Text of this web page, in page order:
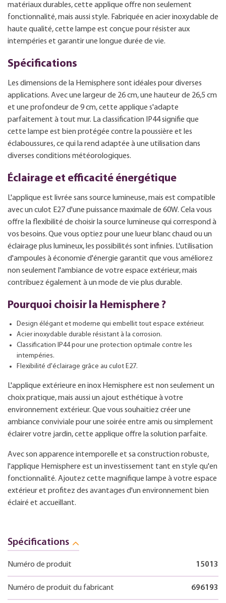
matériaux durables, cette applique offre non seulement
fonctionnalité, mais aussi style. Fabriquée en acier inoxydable de
haute qualité, cette lampe est conçue pour résister aux
intempéries et garantir une longue durée de vie.
Spécifications
Les dimensions de la Hemisphere sont idéales pour diverses
applications. Avec une largeur de 26 cm, une hauteur de 26,5 cm
et une profondeur de 9 cm, cette applique s'adapte
parfaitement à tout mur. La classification IP44 signifie que
cette lampe est bien protégée contre la poussière et les
éclaboussures, ce qui la rend adaptée à une utilisation dans
diverses conditions météorologiques.
Éclairage et efficacité énergétique
L'applique est livrée sans source lumineuse, mais est compatible
avec un culot E27 d'une puissance maximale de 60W. Cela vous
offre la flexibilité de choisir la source lumineuse qui correspond à
vos besoins. Que vous optiez pour une lueur blanc chaud ou un
éclairage plus lumineux, les possibilités sont infinies. L'utilisation
d'ampoules à économie d'énergie garantit que vous améliorez
non seulement l'ambiance de votre espace extérieur, mais
contribuez également à un mode de vie plus durable.
Pourquoi choisir la Hemisphere ?
Design élégant et moderne qui embellit tout espace extérieur.
Acier inoxydable durable résistant à la corrosion.
Classification IP44 pour une protection optimale contre les
intempéries.
Flexibilité d'éclairage grâce au culot E27.
L'applique extérieure en inox Hemisphere est non seulement un
choix pratique, mais aussi un ajout esthétique à votre
environnement extérieur. Que vous souhaitiez créer une
ambiance conviviale pour une soirée entre amis ou simplement
éclairer votre jardin, cette applique offre la solution parfaite.
Avec son apparence intemporelle et sa construction robuste,
l'applique Hemisphere est un investissement tant en style qu'en
fonctionnalité. Ajoutez cette magnifique lampe à votre espace
extérieur et profitez des avantages d'un environnement bien
éclairé et accueillant.
Spécifications
Numéro de produit 15013
Numéro de produit du fabricant 696193